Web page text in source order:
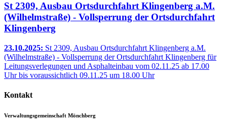
St 2309, Ausbau Ortsdurchfahrt Klingenberg a.M.
(Wilhelmstraße) - Vollsperrung der Ortsdurchfahrt
Klingenberg
23.10.2025: St 2309, Ausbau Ortsdurchfahrt Klingenberg a.M.
(Wilhelmstraße) - Vollsperrung der Ortsdurchfahrt Klingenberg für
Leitungsverlegungen und Asphalteinbau vom 02.11.25 ab 17.00
Uhr bis voraussichtlich 09.11.25 um 18.00 Uhr
Kontakt
Verwaltungsgemeinschaft Mönchberg